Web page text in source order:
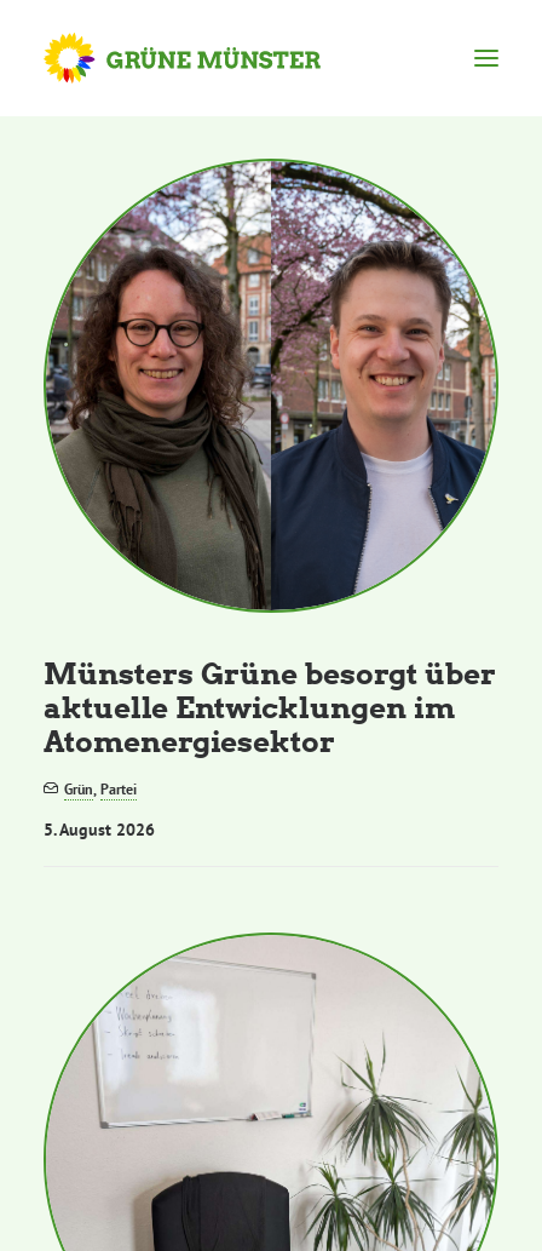
Kreisvorstand
Kreisgeschäftsstelle
Mitgliederversammlung
Ortsverbände
Kommissionen
Grünes Zentrum
Personen
Sylvia Rietenberg, MdB
Josefine Paul, MdL
Robin Korte, MdL
Delegierte
Münsters Grüne besorgt über
aktuelle Entwicklungen im
Atomenergiesektor
Grün,Partei
5. August 2026